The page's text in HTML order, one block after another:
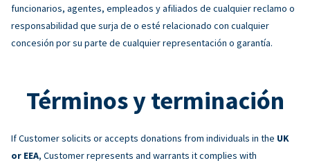
funcionarios, agentes, empleados y afiliados de cualquier reclamo o
responsabilidad que surja de o esté relacionado con cualquier
concesión por su parte de cualquier representación o garantía.
Términos y terminación
If Customer solicits or accepts donations from individuals in the UK
or EEA, Customer represents and warrants it complies with